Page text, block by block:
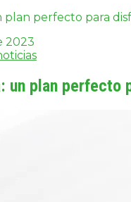
plan perfecto para
2023
un plan perfecto